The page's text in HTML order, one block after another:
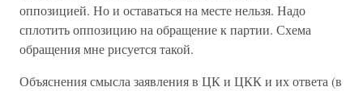
оппозицией. Но и оставаться на месте нельзя. Надо
сплотить оппозицию на обращение к партии. Схема
обращения мне рисуется такой.
Объяснения смысла заявления в ЦК и ЦКК и их ответа (в